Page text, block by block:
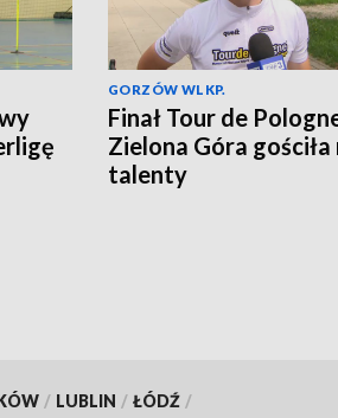
GORZÓW WLKP.
Finał Tour de
Zielona Góra gościła
talenty
/ LUBLIN / ŁÓDŹ /